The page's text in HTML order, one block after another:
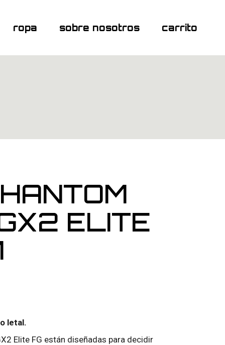
ropa sobre nosotros carrito
ELITE
letal.
Elite FG están diseñadas para decidir